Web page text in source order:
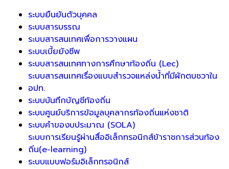
ระบบยืนยันตัวบุคคล
ระบบสารบรรณ
ระบบสารสนเทศเพื่อการวางแผน
ระบบเบี้ยยังชีพ
ระบบสารสนเทศทางการศึกษาท้องถิ่น (Lec)
ระบบสารสนเทศเรื่องแบบสำรวจแหล่งน้ำที่มีผักตบชวาใน
อปท.
ระบบบันทึกบัญชีท้องถิ่น
ระบบศูนย์บริการข้อมูลบุคลากรท้องถิ่นแห่งชาติ
ระบบคำของบประมาณ (SOLA)
ระบบการเรียนรู้ผ่านสื่ออิเล็กทรอนิกส์ข้าราชการส่วนท้อง
ถิ่น(e-learning)
ระบบแบบฟอร์มอิเล็กทรอนิกส์